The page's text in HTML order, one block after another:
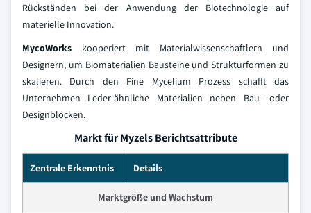
Rückständen bei der Anwendung der Biotechnologie auf
materielle Innovation.
MycoWorks kooperiert mit Materialwissenschaftlern und
Designern, um Biomaterialien Bausteine und Strukturformen zu
skalieren. Durch den Fine Mycelium Prozess schafft das
Unternehmen Leder-ähnliche Materialien neben Bau- oder
Designblöcken.
Markt für Myzels Berichtsattribute
Zentrale Erkenntnis Details
Marktgröße und Wachstum